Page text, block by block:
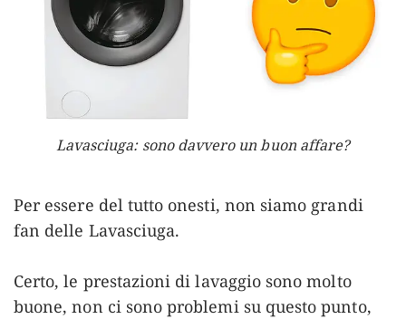
Lavasciuga: sono davvero un buon affare?
Per essere del tutto onesti, non siamo grandi
fan delle Lavasciuga.
Certo, le prestazioni di lavaggio sono molto
buone, non ci sono problemi su questo punto,